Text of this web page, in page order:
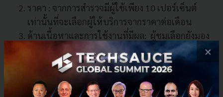
ราคา : จากการสำรวจมีผู้ใช้เพียง 10 เปอร์เซ็นต์
เท่านั้นที่จะเลือกผู้ให้บริการจากราคาต่อเดือน
ด้านเนื้อหาและการใช้งานที่มีผล: ผู้ชมเลือกยังมอง
การเก็บเนื้อหาแบบออฟไลน์ได้เป็นหลัก ตามมาด้วย
การเข้าถึงภาพยนตร์และสารคดีจากทางตะวันตก
เนื้อหาต้นตำรับของผู้ให้บริการแต่ละราย และ
ประสบการณ์ที่ดีในการใช้งาน
×